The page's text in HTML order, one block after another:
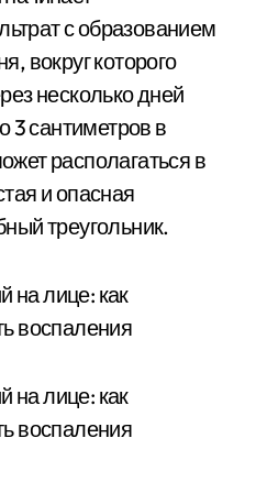
с образованием
вокруг которого
несколько дней
3 сантиметров в
располагаться в
и опасная
треугольник.